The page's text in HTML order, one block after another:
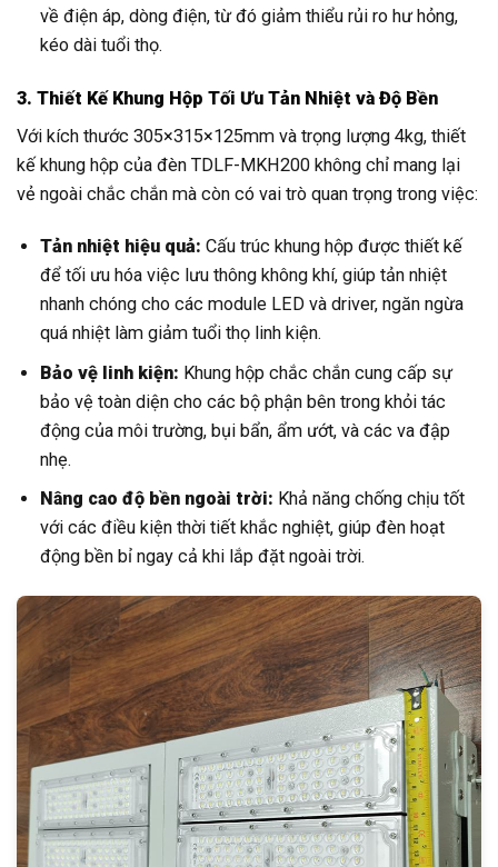
về điện áp, dòng điện, từ đó giảm thiểu rủi ro hư hỏng,
kéo dài tuổi thọ.
3. Thiết Kế Khung Hộp Tối Ưu Tản Nhiệt và Độ Bền
Với kích thước 305×315×125mm và trọng lượng 4kg, thiết
kế khung hộp của đèn TDLF-MKH200 không chỉ mang lại
vẻ ngoài chắc chắn mà còn có vai trò quan trọng trong việc:
Tản nhiệt hiệu quả: Cấu trúc khung hộp được thiết kế
để tối ưu hóa việc lưu thông không khí, giúp tản nhiệt
nhanh chóng cho các module LED và driver, ngăn ngừa
quá nhiệt làm giảm tuổi thọ linh kiện.
Bảo vệ linh kiện: Khung hộp chắc chắn cung cấp sự
bảo vệ toàn diện cho các bộ phận bên trong khỏi tác
động của môi trường, bụi bẩn, ẩm ướt, và các va đập
nhẹ.
Nâng cao độ bền ngoài trời: Khả năng chống chịu tốt
với các điều kiện thời tiết khắc nghiệt, giúp đèn hoạt
động bền bỉ ngay cả khi lắp đặt ngoài trời.